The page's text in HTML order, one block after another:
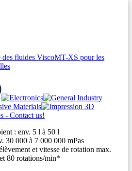
: env. 5 l à 50 l
30 000 à 7 000 000 mPas
et vitesse de rotation max.
80 rotations/min*